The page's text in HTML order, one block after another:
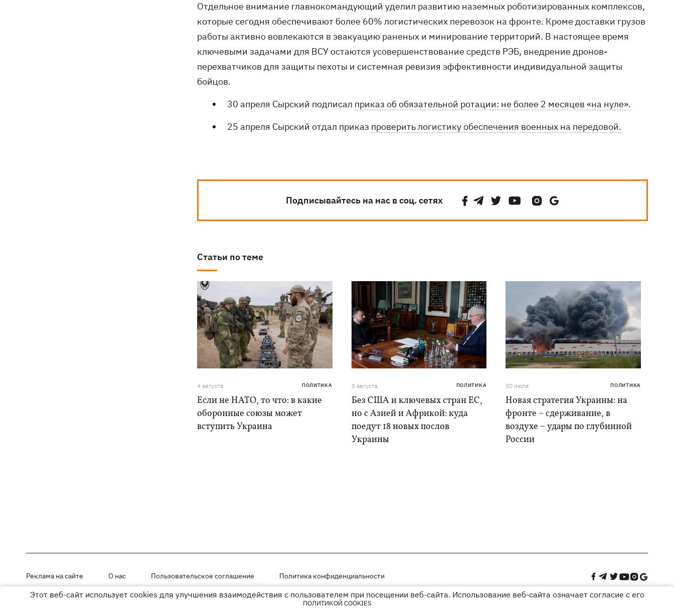
Отдельное внимание главнокомандующий уделил развитию наземных роботизированных комплексов,
которые сегодня обеспечивают более 60% логистических перевозок на фронте. Кроме доставки грузов
работы активно вовлекаются в эвакуацию раненых и минирование территорий. В настоящее время
ключевыми задачами для ВСУ остаются усовершенствование средств РЭБ, внедрение дронов-
перехватчиков для защиты пехоты и системная ревизия эффективности индивидуальной защиты
бойцов.
30 апреля Сырский подписал приказ об обязательной ротации: не более 2 месяцев «на нуле».
25 апреля Сырский отдал приказ проверить логистику обеспечения военных на передовой.
Подписывайтесь на нас в соц. сетях
Статьи по теме
4 августа ПОЛИТИКА
Если не НАТО, то что: в какие
оборонные союзы может
вступить Украина
3 августа ПОЛИТИКА
Без США и ключевых стран ЕС,
но с Азией и Африкой: куда
поедут 18 новых послов
Украины
30 июля ПОЛИТИКА
Новая стратегия Украины: на
фронте – сдерживание, в
воздухе – удары по глубинной
России
Реклама на сайте О нас Пользовательское соглашение Политика конфиденциальности
Материалы под рубриками «Новости компании», «PR» и «Факт» размещены на правах рекламы
Этот веб-сайт использует cookies для улучшения взаимодействия с пользователем при посещении веб-сайта. Использование веб-сайта означает согласие с его
ПОЛИТИКОЙ COOKIES